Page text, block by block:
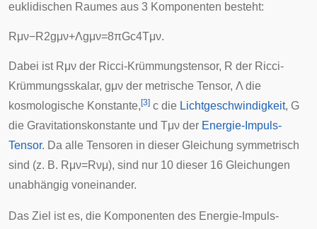
euklidischen Raumes aus 3 Komponenten besteht:
Rμν−R2gμν+Λgμν=8πGc4Tμν.
Dabei ist Rμν der Ricci-Krümmungstensor, R der Ricci-
Krümmungsskalar, gμν der metrische Tensor, Λ die
kosmologische Konstante, [3] c die Lichtgeschwindigkeit, G
die Gravitationskonstante und Tμν der Energie-Impuls-
Tensor. Da alle Tensoren in dieser Gleichung symmetrisch
sind (z. B. Rμν=Rνμ), sind nur 10 dieser 16 Gleichungen
unabhängig voneinander.
Das Ziel ist es, die Komponenten des Energie-Impuls-